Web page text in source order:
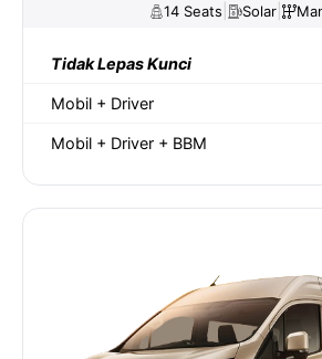
14 Seats Solar
Tidak Lepas Kunci
Mobil + Driver
Mobil + Driver + BBM